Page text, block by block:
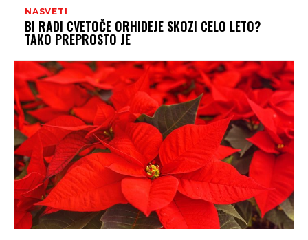
NASVETI
BI RADI CVETOČE ORHIDEJE SKOZI CELO LETO?
TAKO PREPROSTO JE